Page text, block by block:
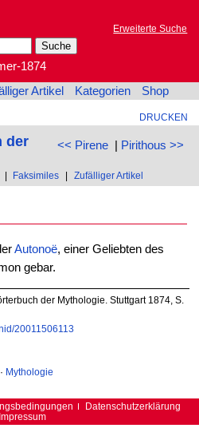
Erweiterte Suche
1874
Artikel Kategorien Shop
DRUCKEN
<< Pirene| Pirithous >>
der
Faksimiles Zufälliger Artikel
Autonoë, einer Geliebten des
gebar.
der Mythologie. Stuttgart 1874, S.
20011506113
· Mythologie
Datenschutzerklärung
Impressum